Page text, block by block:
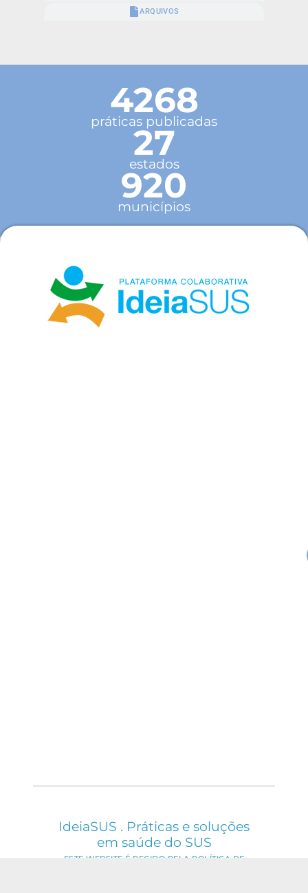
ARQUIVOS
4268
práticas publicadas
27
estados
920
municípios
IdeiaSUS . Práticas e soluções
em saúde do SUS
ESTE WEBSITE É REGIDO PELA POLÍTICA DE